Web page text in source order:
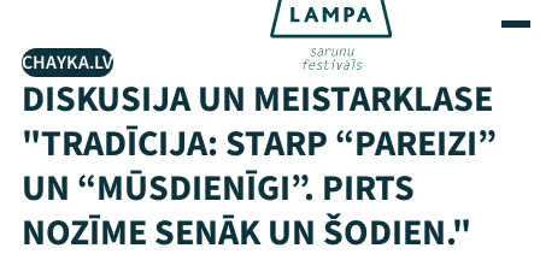
CHAYKA.LV
DISKUSIJA UN MEISTARKLASE
"TRADĪCIJA: STARP “PAREIZI”
UN “MŪSDIENĪGI”. PIRTS
NOZĪME SENĀK UN ŠODIEN."